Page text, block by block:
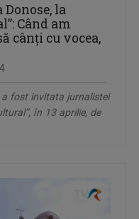
la
Când am
cânţi cu vocea,
a fost invitata jurnalistei
în 13 aprilie, de